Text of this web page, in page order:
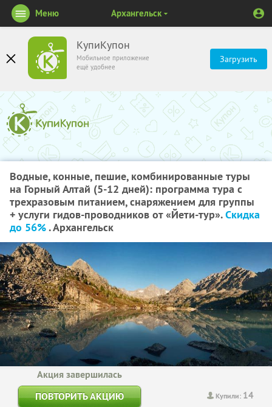
КупиКупон
Мобильное приложение
ещё удобнее
Загрузить
Меню Архангельск
Водные, конные, пешие, комбинированные туры
на Горный Алтай (5-12 дней): программа тура с
трехразовым питанием, снаряжением для группы
+ услуги гидов-проводников от «Йети-тур».Скидка
до 56%. Архангельск
Купили: 14
Акция завершилась
ПОВТОРИТЬ АКЦИЮ